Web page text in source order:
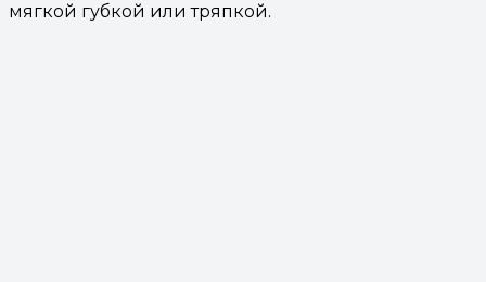
мягкой губкой или тряпкой.